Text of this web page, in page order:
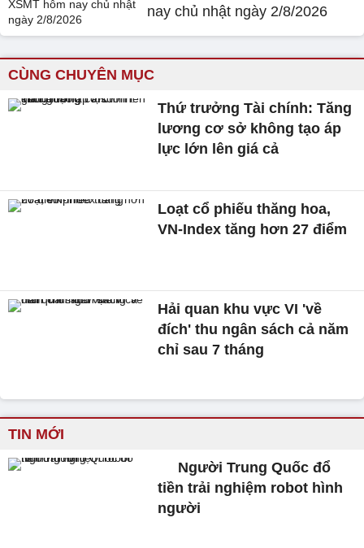
nay chủ nhật ngày 2/8/2026
CÙNG CHUYÊN MỤC
Thứ trưởng Tài chính: Tăng
lương cơ sở không tạo áp
lực lớn lên giá cả
Loạt cổ phiếu thăng hoa,
VN-Index tăng hơn 27 điểm
Hải quan khu vực VI 'về
đích' thu ngân sách cả năm
chỉ sau 7 tháng
TIN MỚI
Người Trung Quốc đổ
tiền trải nghiệm robot hình
người